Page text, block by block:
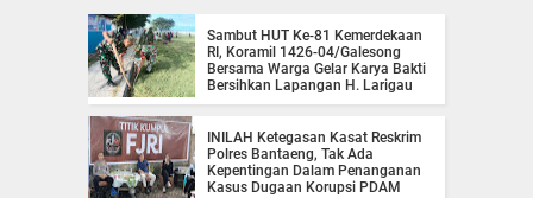
Sambut HUT Ke-81 Kemerdekaan
RI, Koramil 1426-04/Galesong
Bersama Warga Gelar Karya Bakti
Bersihkan Lapangan H. Larigau
INILAH Ketegasan Kasat Reskrim
Polres Bantaeng, Tak Ada
Kepentingan Dalam Penanganan
Kasus Dugaan Korupsi PDAM